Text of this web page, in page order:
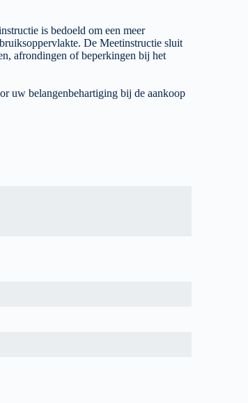
is bedoeld om een meer
De Meetinstructie sluit
afrondingen of beperkingen bij het
uw belangenbehartiging bij de aankoop